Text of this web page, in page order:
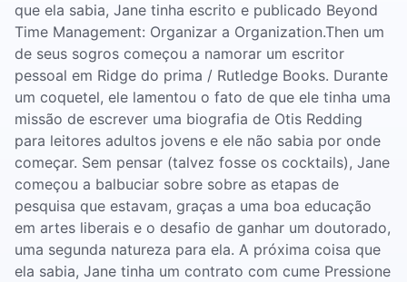
que ela sabia, Jane tinha escrito e publicado Beyond
Time Management: Organizar a Organization.Then um
de seus sogros começou a namorar um escritor
pessoal em Ridge do prima / Rutledge Books. Durante
um coquetel, ele lamentou o fato de que ele tinha uma
missão de escrever uma biografia de Otis Redding
para leitores adultos jovens e ele não sabia por onde
começar. Sem pensar (talvez fosse os cocktails), Jane
começou a balbuciar sobre sobre as etapas de
pesquisa que estavam, graças a uma boa educação
em artes liberais e o desafio de ganhar um doutorado,
uma segunda natureza para ela. A próxima coisa que
ela sabia, Jane tinha um contrato com cume Pressione